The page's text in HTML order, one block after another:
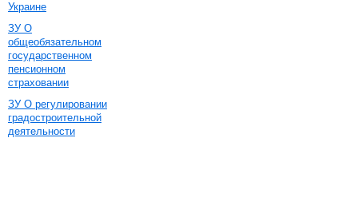
Украине
ЗУ О
общеобязательном
государственном
пенсионном
страховании
ЗУ О регулировании
градостроительной
деятельности